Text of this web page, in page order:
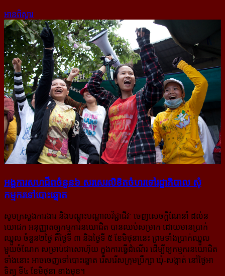
អានពិស្ដារ
អង្គការសហជីពចំនួន៦ សរសេរលិខិតចំហរទៅរដ្ឋាភិបាល សុំ
កម្មករទៅបោះឆ្នោត
សូមក្រសួងការងារ និងបណ្ដុះបណ្ដាលវិជ្ជាជីវៈ ចេញសេចក្ដីណែនាំ ដល់ន
យោជក អនុញ្ញាតឲ្យកម្មការនយោជិត បានឈប់សម្រាក ដោយមានប្រាក់
ឈ្នួល ចំនួន២ថ្ងៃ គឺថ្ងៃទី ៣ និងថ្ងៃទី ៥​ ខែមិថុនានេះ ព្រមទាំងប្រាក់ឈ្នួល
មួយចំណែក សម្រាប់ជាសោហ៊ុយ ក្នុងការធ្វើដំណើរ ដើម្បីឲ្យកម្មករនយោជិត
ទាំងនោះ អាចចេញទៅបោះឆ្នោត រើសរើសក្រុមប្រឹក្សា ឃុំ-សង្កាត់ នៅថ្ងៃអា
ទិត្យ ទី៤ ខែមិថុនា ខាងមុខ។